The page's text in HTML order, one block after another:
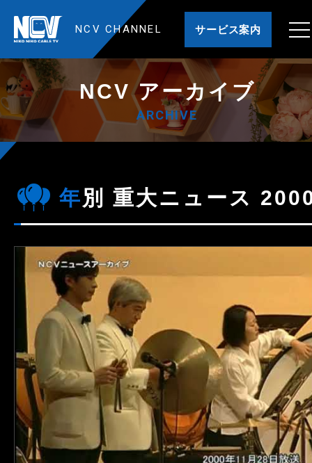
NCV CHANNEL サービス案内
NCV アーカイブ
ARCHIVE
年別 重大ニュース